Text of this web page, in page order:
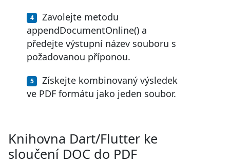
Zavolejte metodu
appendDocumentOnline() a
předejte výstupní název souboru s
požadovanou příponou.
Získejte kombinovaný výsledek
ve PDF formátu jako jeden soubor.
Knihovna Dart/Flutter ke
sloučení DOC do PDF